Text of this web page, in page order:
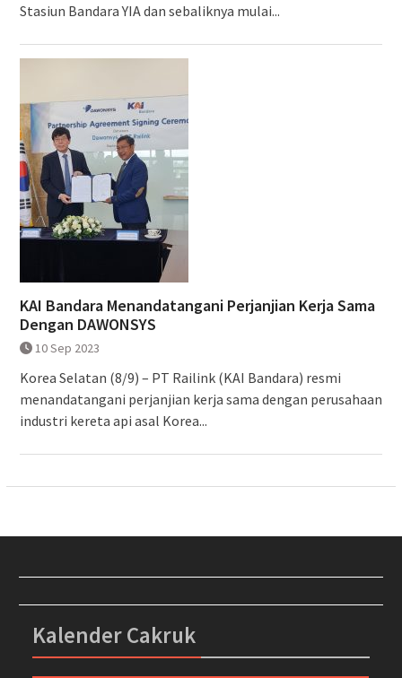
Stasiun Bandara YIA dan sebaliknya mulai...
KAI Bandara Menandatangani Perjanjian Kerja Sama
Dengan DAWONSYS
10 Sep 2023
Korea Selatan (8/9) – PT Railink (KAI Bandara) resmi
menandatangani perjanjian kerja sama dengan perusahaan
industri kereta api asal Korea...
Kalender Cakruk